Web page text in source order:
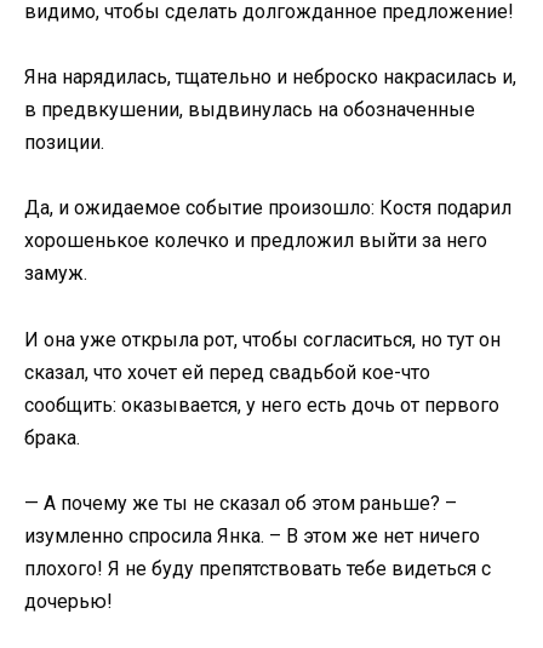
видимо, чтобы сделать долгожданное предложение!
Яна нарядилась, тщательно и неброско накрасилась и,
в предвкушении, выдвинулась на обозначенные
позиции.
Да, и ожидаемое событие произошло: Костя подарил
хорошенькое колечко и предложил выйти за него
замуж.
И она уже открыла рот, чтобы согласиться, но тут он
сказал, что хочет ей перед свадьбой кое-что
сообщить: оказывается, у него есть дочь от первого
брака.
— А почему же ты не сказал об этом раньше? –
изумленно спросила Янка. – В этом же нет ничего
плохого! Я не буду препятствовать тебе видеться с
дочерью!